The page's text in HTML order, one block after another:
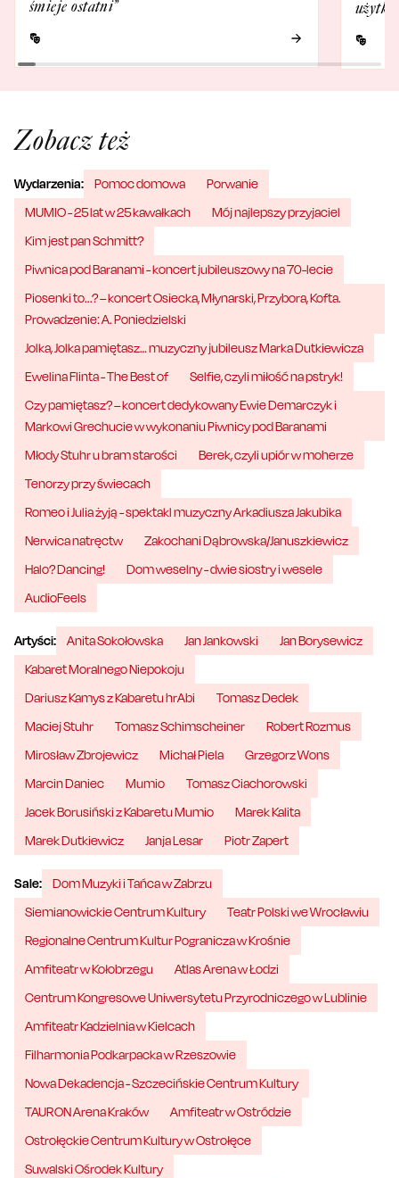
śmieje ostatni”
Zobacz też
Wydarzenia: Pomoc domowa
Porwanie
MUMIO - 25 lat w 25 kawałkach
Mój najlepszy przyjaciel
Kim jest pan Schmitt?
Piwnica pod Baranami - koncert jubileuszowy na 70-lecie
Piosenki to...? – koncert Osiecka, Młynarski, Przybora, Kofta.
Prowadzenie: A. Poniedzielski
Jolka, Jolka pamiętasz… muzyczny jubileusz Marka Dutkiewicza
Ewelina Flinta - The Best of
Selfie, czyli miłość na pstryk!
Czy pamiętasz? – koncert dedykowany Ewie Demarczyk i
Markowi Grechucie w wykonaniu Piwnicy pod Baranami
Młody Stuhr u bram starości
Berek, czyli upiór w moherze
Tenorzy przy świecach
Romeo i Julia żyją - spektakl muzyczny Arkadiusza Jakubika
Nerwica natręctw
Zakochani Dąbrowska/Januszkiewicz
Halo? Dancing!
Dom weselny - dwie siostry i wesele
AudioFeels
Artyści: Anita Sokołowska Jan Jankowski
Jan Borysewicz
Kabaret Moralnego Niepokoju
Dariusz Kamys z Kabaretu hrAbi
Tomasz Dedek
Maciej Stuhr
Tomasz Schimscheiner
Robert Rozmus
Mirosław Zbrojewicz
Michał Piela
Grzegorz Wons
Marcin Daniec
Mumio
Tomasz Ciachorowski
Jacek Borusiński z Kabaretu Mumio
Marek Kalita
Marek Dutkiewicz
Janja Lesar Piotr Zapert
Sale:
Dom Muzyki i Tańca w Zabrzu
Siemianowickie Centrum Kultury
Teatr Polski we Wrocławiu
Regionalne Centrum Kultur Pogranicza w Krośnie
Amfiteatr w Kołobrzegu
Atlas Arena w Łodzi
Centrum Kongresowe Uniwersytetu Przyrodniczego w Lublinie
Amfiteatr Kadzielnia w Kielcach
Filharmonia Podkarpacka w Rzeszowie
Nowa Dekadencja - Szczecińskie Centrum Kultury
TAURON Arena Kraków
Amfiteatr w Ostródzie
Ostrołęckie Centrum Kultury w Ostrołęce
Suwalski Ośrodek Kultury